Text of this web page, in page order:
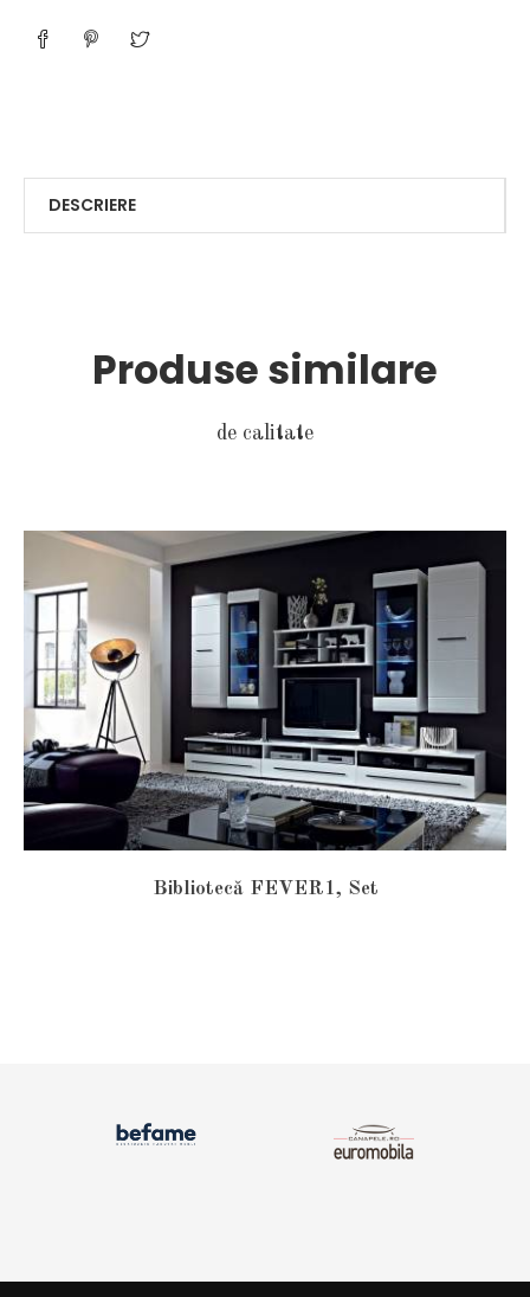
DESCRIERE
Produse similare
de calitate
Bibliotecă FEVER1, Set